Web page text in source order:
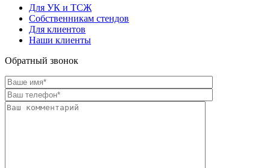
Для УК и ТСЖ
Собственникам стендов
Для клиентов
Наши клиенты
Обратный звонок